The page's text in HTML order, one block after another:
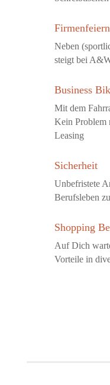
Neben
steigt bei
Business
Mit dem
Kein Problem
Leasing
Sicherheit
Unbefristete
Berufsleben
Shopping
Auf Dich
Vorteile in